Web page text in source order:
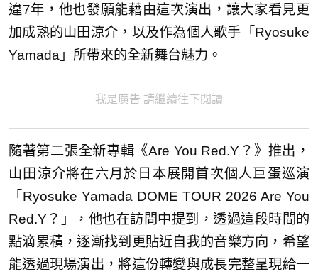
違7年，他也發願能藉由這次演出，讓大家看見更
加成熟的山田涼介，以及作為個人歌手「Ryosuke
Yamada」所帶來的全新舞台魅力。
我是廣告 請繼續往下閱讀
隨著第二張全新專輯《Are You Red.Y？》推出，
山田涼介將在六月於日本展開首次個人巨蛋巡演
「Ryosuke Yamada DOME TOUR 2026 Are You
Red.Y？」，他也在訪問中提到，透過這段時間的
點滴累積，逐漸找到更貼近自我的音樂方向，希望
能透過現場演出，將這份轉變與成長完整呈現給一